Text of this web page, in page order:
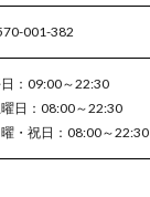
001-382
：09:00～22:30
日：08:00～22:30
曜・祝日：08:00～22:30